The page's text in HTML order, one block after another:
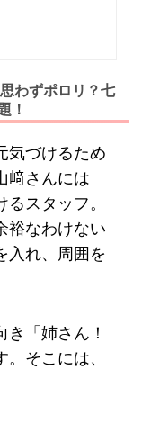
わずポロリ？七
！
気づけるため
﨑さんには
るスタッフ。
裕なわけない
入れ、周囲を
「姉さん！
そこには、